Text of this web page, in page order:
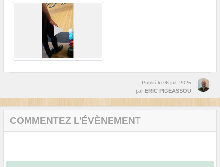
Publié le 06 juil. 2025
par ERIC PIGEASSOU
COMMENTEZ L’ÉVÈNEMENT